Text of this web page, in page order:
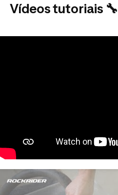
Vídeos tutoriais 🔧